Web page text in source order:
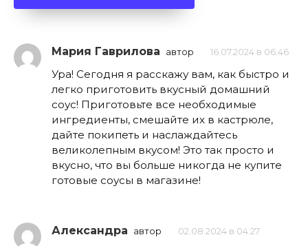
Мария Гаврилова автор 16.07.2024 в 06:46
Ура! Сегодня я расскажу вам, как быстро и
легко приготовить вкусный домашний
соус! Приготовьте все необходимые
ингредиенты, смешайте их в кастрюле,
дайте покипеть и наслаждайтесь
великолепным вкусом! Это так просто и
вкусно, что вы больше никогда не купите
готовые соусы в магазине!
Александра автор 02.08.2024 в 04:27